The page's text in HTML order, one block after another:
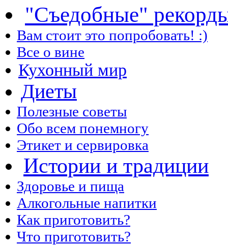
"Съедобные"
Вам стоит это попробовать! :)
Все о вине
Кухонный мир
Диеты
Полезные советы
Обо всем понемногу
Этикет и сервировка
Истории и традиции
Здоровье и пища
Алкогольные напитки
Как приготовить?
Что приготовить?